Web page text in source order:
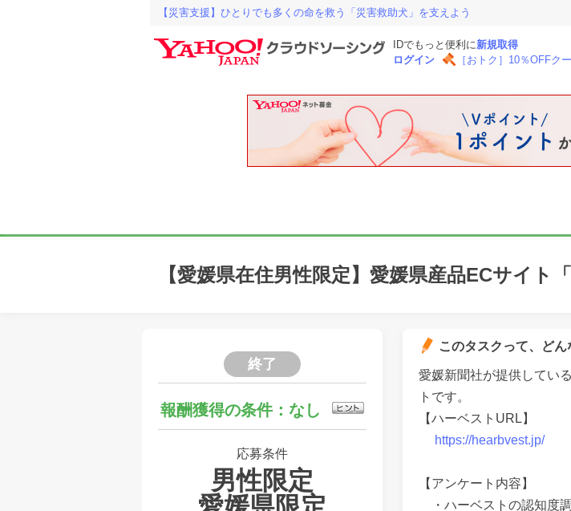
【災害支援】ひとりでも多くの命を救う「災害救助犬」を支えよう
IDでもっと便利に新規取得
ログイン
［おトク］10％OFFク
【愛媛県在住男性限定】愛媛県産品ECサイト
終了
報酬獲得の条件：なし
応募条件
男性限定
このタスクって、どん
愛媛新聞社が提供してい
トです。
【ハーベストURL】
https://hearbvest.jp/
【アンケート内容】
・ハーベストの認知度